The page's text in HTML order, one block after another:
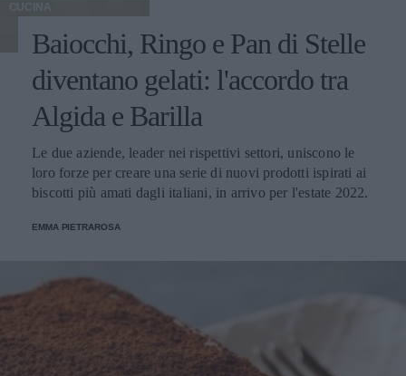
CUCINA
Baiocchi, Ringo e Pan di Stelle
diventano gelati: l'accordo tra
Algida e Barilla
Le due aziende, leader nei rispettivi settori, uniscono le
loro forze per creare una serie di nuovi prodotti ispirati ai
biscotti più amati dagli italiani, in arrivo per l'estate 2022.
EMMA PIETRAROSA